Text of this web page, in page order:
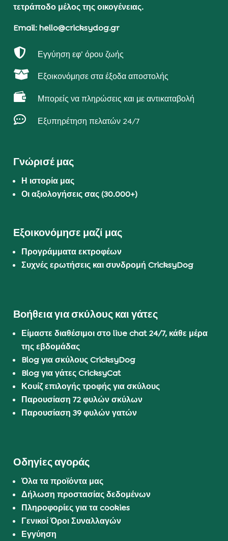
τετράποδο μέλος της οικογένειας.
Email: hello@cricksydog.gr
 Εγγύηση εφ’ όρου ζωής
 Εξοικονόμησε στα έξοδα αποστολής
 Μπορείς να πληρώσεις και με αντικαταβολή
 Εξυπηρέτηση πελατών 24/7
Γνώρισέ μας
Η ιστορία μας
Οι αξιολογήσεις σας (30.000+)
Εξοικονόμησε μαζί μας
Προγράμματα εκτροφέων
Συχνές ερωτήσεις και συνδρομή CricksyDog
Βοήθεια για σκύλους και γάτες
Είμαστε διαθέσιμοι στο live chat 24/7, κάθε μέρα
της εβδομάδας
Blog για σκύλους CricksyDog
Blog για γάτες CricksyCat
Κουίζ επιλογής τροφής για σκύλους
Παρουσίαση 72 φυλών σκύλων
Παρουσίαση 39 φυλών γατών
Οδηγίες αγοράς
Όλα τα προϊόντα μας
Δήλωση προστασίας δεδομένων
Πληροφορίες για τα cookies
Γενικοί Όροι Συναλλαγών
Εγγύηση